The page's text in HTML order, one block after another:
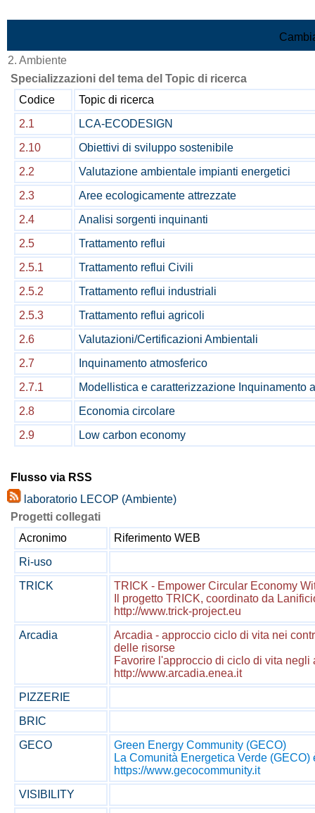
2. Ambiente
Specializzazioni del tema del Topic di ricerca
Codice
Topic di ricerca
2.1
LCA-ECODESIGN
2.10
Obiettivi di sviluppo sostenibile
2.2
Valutazione ambientale impianti energetici
2.3
Aree ecologicamente attrezzate
2.4
Analisi sorgenti inquinanti
2.5
Trattamento reflui
2.5.1
Trattamento reflui Civili
2.5.2
Trattamento reflui industriali
2.5.3
Trattamento reflui agricoli
2.6
Valutazioni/Certificazioni Ambientali
2.7
Inquinamento atmosferico
2.7.1
Modellistica e caratterizzazione Inquinamento
2.8
Economia circolare
2.9
Low carbon economy
Flusso via RSS
laboratorio LECOP (Ambiente)
Progetti collegati
Acronimo
Riferimento WEB
Ri-uso
TRICK
TRICK - Empower Circular Economy
Il progetto TRICK, coordinato da
http://www.trick-project.eu
Arcadia
Arcadia - approccio ciclo di vita nei
delle risorse
Favorire l'approccio di ciclo di vita
http://www.arcadia.enea.it
PIZZERIE
BRIC
GECO
Green Energy Community (GECO)
La Comunità Energetica Verde
https://www.gecocommunity.it
VISIBILITY